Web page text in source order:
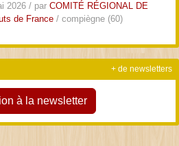
2026 / par COMITÉ RÉGIONAL DE
de France/ compiègne (60)
à la newsletter
+ de newsletters